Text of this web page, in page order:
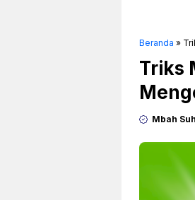
Beranda »
Triks
Mbah